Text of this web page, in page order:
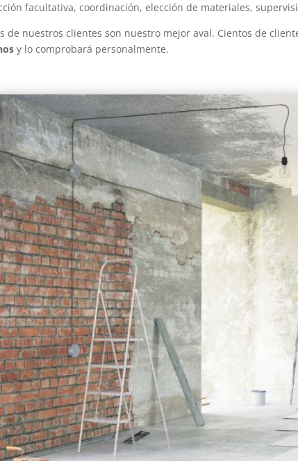
facultativa, coordinación, elección de materiales,
de nuestros clientes son nuestro mejor aval. Cientos de
y lo comprobará personalmente.